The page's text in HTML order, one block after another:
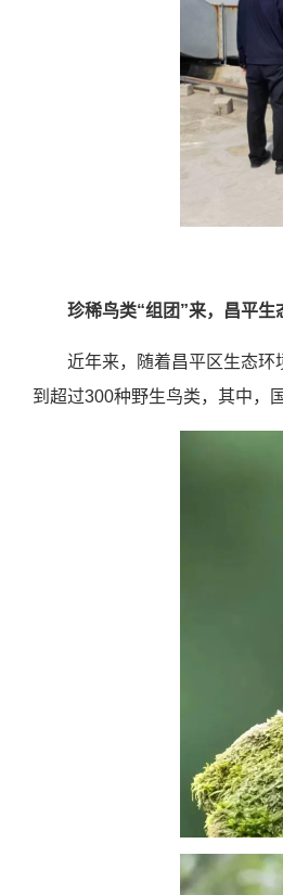
珍稀鸟类“组团”来，昌平生
近年来，随着昌平区生态
到超过300种野生鸟类，其中，